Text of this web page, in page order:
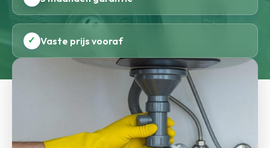
✓ Vaste prijs vooraf